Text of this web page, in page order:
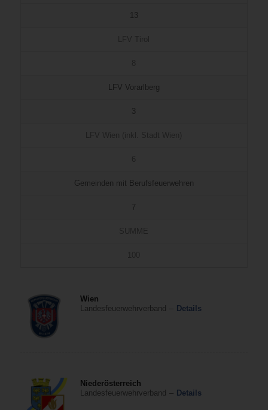
13
LFV Vorarlberg
3
Gemeinden mit Berufsfeuerwehren
7
Wien
Landesfeuerwehrverband – Details
Niederösterreich
Landesfeuerwehrverband – Details